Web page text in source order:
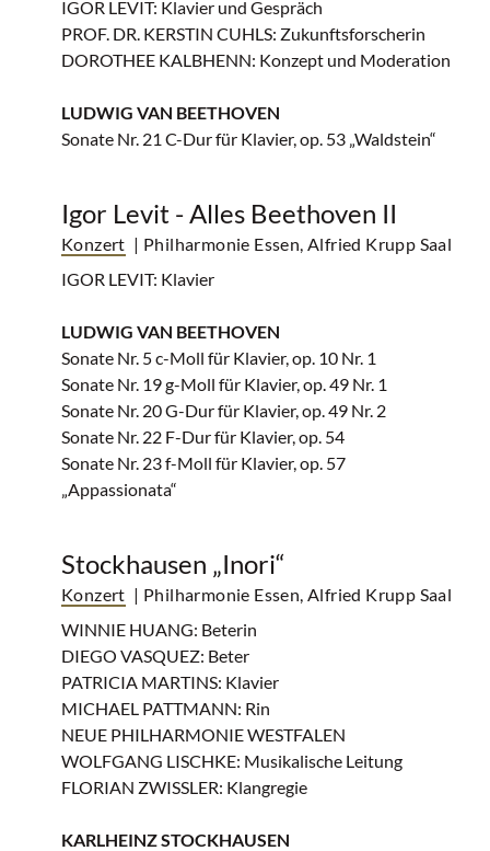
IGOR LEVIT: Klavier und Gespräch
PROF. DR. KERSTIN CUHLS: Zukunftsforscherin
DOROTHEE KALBHENN: Konzept und Moderation
LUDWIG VAN BEETHOVEN
Sonate Nr. 21 C-Dur für Klavier, op. 53 „Waldstein“
Igor Levit - Alles Beethoven II
Konzert | Philharmonie Essen, Alfried Krupp Saal
IGOR LEVIT: Klavier
LUDWIG VAN BEETHOVEN
Sonate Nr. 5 c-Moll für Klavier, op. 10 Nr. 1
Sonate Nr. 19 g-Moll für Klavier, op. 49 Nr. 1
Sonate Nr. 20 G-Dur für Klavier, op. 49 Nr. 2
Sonate Nr. 22 F-Dur für Klavier, op. 54
Sonate Nr. 23 f-Moll für Klavier, op. 57
„Appassionata“
Stockhausen „Inori“
Konzert | Philharmonie Essen, Alfried Krupp Saal
WINNIE HUANG: Beterin
DIEGO VASQUEZ: Beter
PATRICIA MARTINS: Klavier
MICHAEL PATTMANN: Rin
NEUE PHILHARMONIE WESTFALEN
WOLFGANG LISCHKE: Musikalische Leitung
FLORIAN ZWISSLER: Klangregie
KARLHEINZ STOCKHAUSEN